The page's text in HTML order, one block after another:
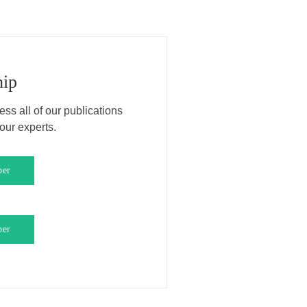
all of our publications
experts.